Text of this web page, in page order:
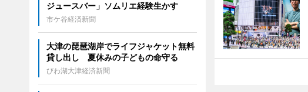
ジュースバー」ソムリエ経験生かす
市ケ谷経済新聞
大津の琵琶湖岸でライフジャケット無料
貸し出し 夏休みの子どもの命守る
びわ湖大津経済新聞